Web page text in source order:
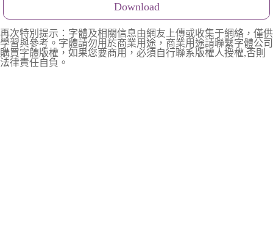
Download
再次特別提示：字體及相關信息由網友上傳或收集于網絡，僅供
學習與參考。字體請勿用於商業用途，商業用途請聯繫字體公司
購買字體版權，如果您要商用，必須自行聯系版權人授權,否則
法律責任自負。